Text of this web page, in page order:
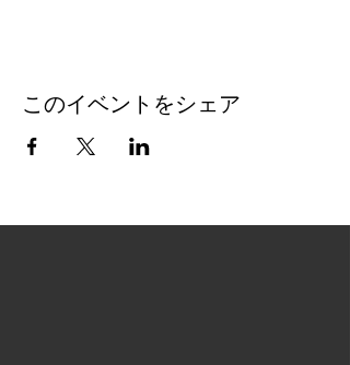
このイベントをシェア